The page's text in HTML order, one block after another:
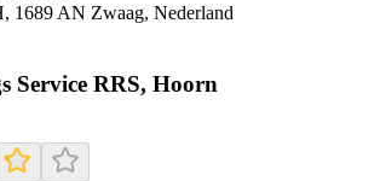
1689 AN Zwaag, Nederland
Service RRS, Hoorn